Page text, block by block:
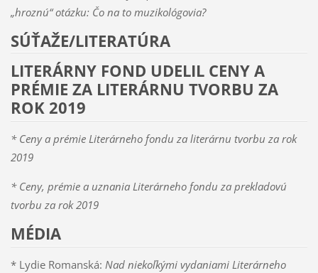
„hroznú“ otázku: Čo na to muzikológovia?
SÚŤAŽE/LITERATÚRA
LITERÁRNY FOND UDELIL CENY A
PRÉMIE ZA LITERÁRNU TVORBU ZA
ROK 2019
* Ceny a prémie Literárneho fondu za literárnu tvorbu za rok
2019
* Ceny, prémie a uznania Literárneho fondu za prekladovú
tvorbu za rok 2019
MÉDIA
* Lydie Romanská: Nad niekoľkými vydaniami Literárneho